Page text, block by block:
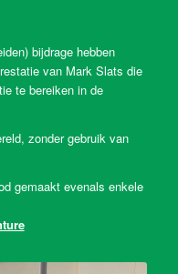
bijdrage hebben
van Mark Slats die
te bereiken in de
zonder gebruik van
gemaakt evenals enkele